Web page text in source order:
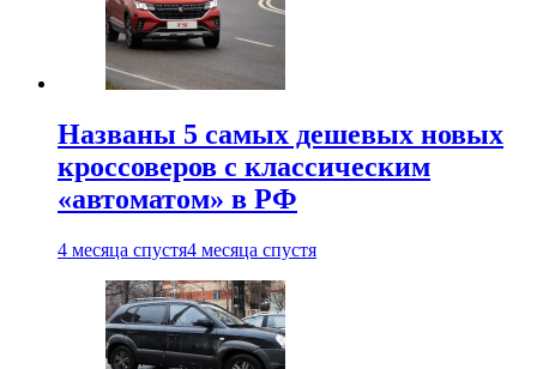
Названы 5 самых дешевых новых
кроссоверов с классическим
«автоматом» в РФ
4 месяца спустя4 месяца спустя